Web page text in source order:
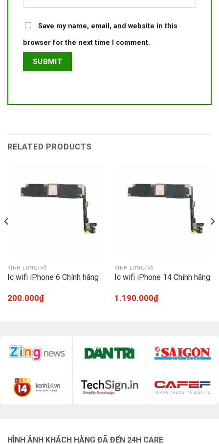
Save my name, email, and website in this
browser for the next time I comment.
RELATED PRODUCTS
KÍNH LƯNG/VỎ
Ic wifi iPhone 6 Chính hãng
200.000₫
KÍNH LƯNG/VỎ
Ic wifi iPhone 14 Chính hãng
1.190.000₫
HÌNH ẢNH KHÁCH HÀNG ĐÃ ĐẾN 24H CARE